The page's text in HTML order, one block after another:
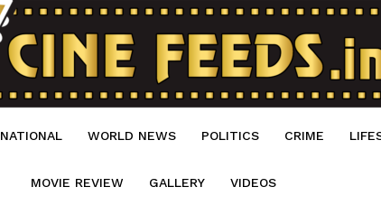
NATIONAL WORLD NEWS POLITICS CRIME
MOVIE REVIEW GALLERY VIDEOS